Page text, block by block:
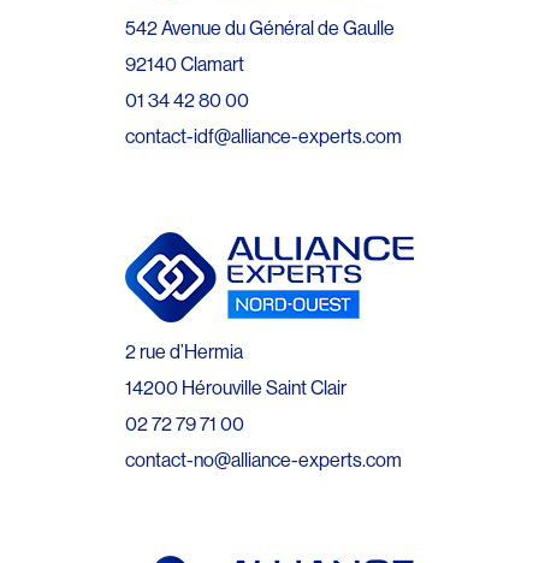
542 Avenue du Général de Gaulle
92140 Clamart
01 34 42 80 00
contact-idf@alliance-experts.com
2 rue d’Hermia
14200 Hérouville Saint Clair
02 72 79 71 00
contact-no@alliance-experts.com